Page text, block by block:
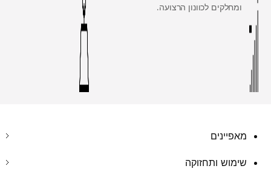
ומחלקים לכוונון הרצועה.
מאפיינים
שימוש ותחזוקה